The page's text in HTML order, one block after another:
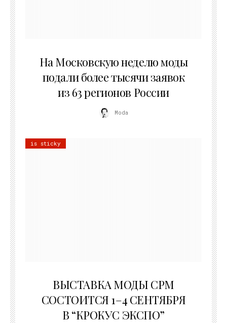
На Московскую неделю моды
подали более тысячи заявок
из 63 регионов России
Moda
is sticky
ВЫСТАВКА МОДЫ CPM
СОСТОИТСЯ 1–4 СЕНТЯБРЯ
В “КРОКУС ЭКСПО”